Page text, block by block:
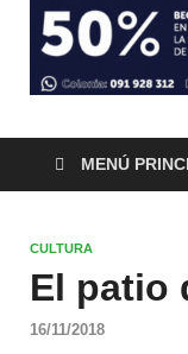
MENÚ
CULTURA
El patio
16/11/2018